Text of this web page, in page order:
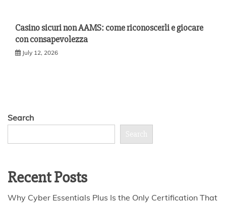
Casino sicuri non AAMS: come riconoscerli e giocare
con consapevolezza
July 12, 2026
Search
Search
Recent Posts
Why Cyber Essentials Plus Is the Only Certification That